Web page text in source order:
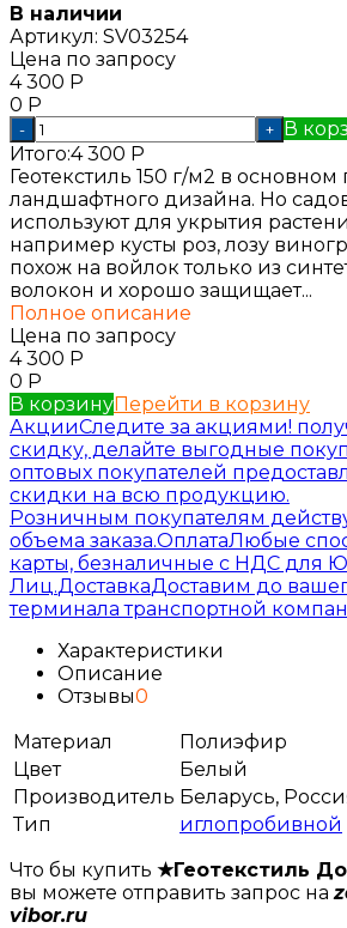
В наличии
Артикул: SV03254
Цена по запросу
4 300 Р
0 Р
- + В
Итого:4 300 Р
Геотекстиль 150 г/м2 в
ландшафтного дизайна. Но
используют для укрытия
например кусты роз, лозу
похож на войлок только из
волокон и хорошо защищает...
Полное описание
Цена по запросу
4 300 Р
0 Р
В корзинуПерейти в корзину
АкцииСледите за акциями!
скидку, делайте выгодные
оптовых покупателей
скидки на всю продукцию.
Розничным покупателям
объема заказа.ОплатаЛюбые
карты, безналичные с НДС для
Лиц.ДоставкаДоставим до
терминала транспортной
Характеристики
Описание
Отзывы0
Материал
Полиэфир
Цвет
Белый
Производитель Беларусь,
Тип
иглопробивной
Что бы купить ★Геотекстиль
вы можете отправить запрос на
vibor.ru